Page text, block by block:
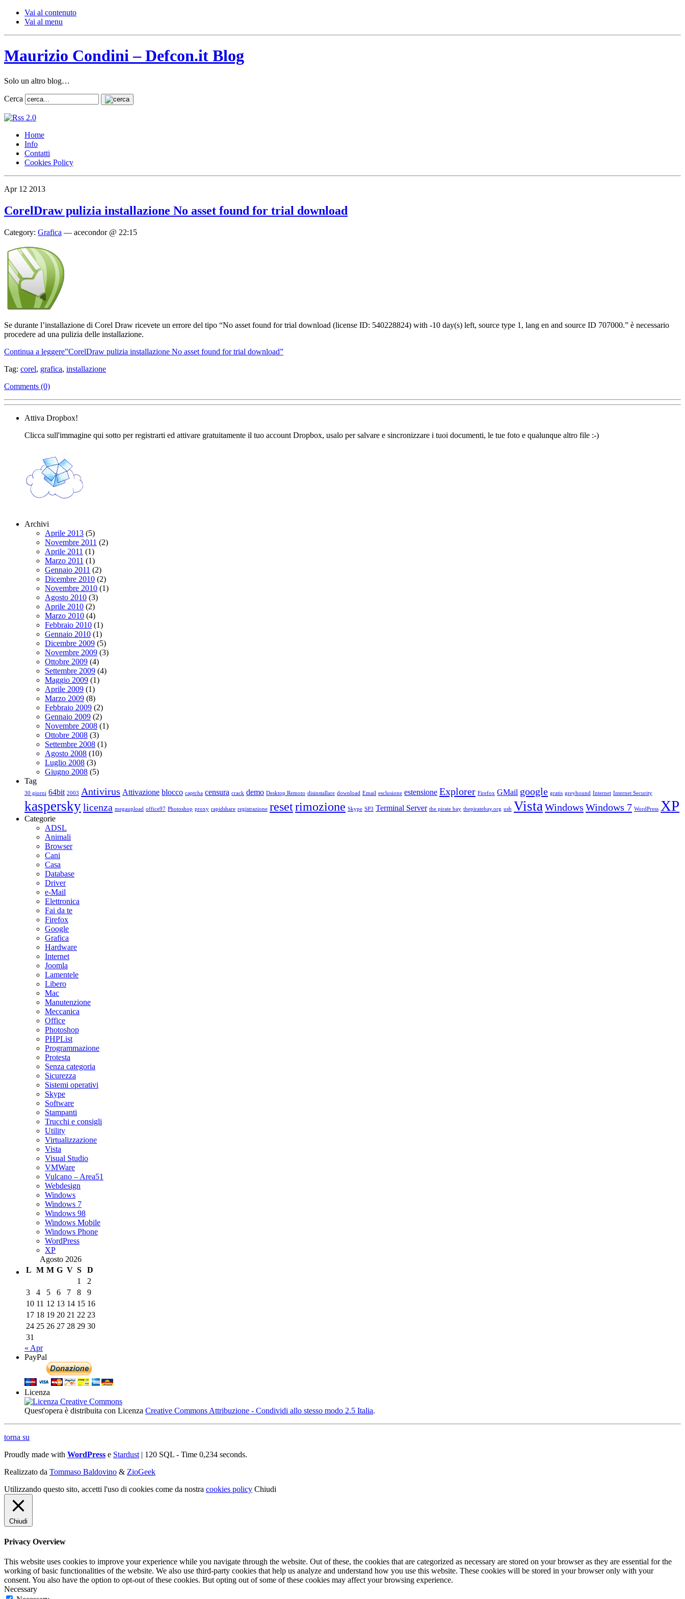
Vai al contenuto
Vai al menu
Maurizio Condini – Defcon.it Blog
Solo un altro blog…
Cerca
Home
Info
Contatti
Cookies Policy
Apr 12 2013
CorelDraw pulizia installazione No asset found for trial download
Category: Grafica — acecondor @ 22:15
Se durante l’installazione di Corel Draw ricevete un errore del tipo “No asset found for trial download (license ID: 540228824) with -10 day(s) left, source type 1, lang en and source ID 707000.” è necessario
procedere ad una pulizia delle installazione.
Continua a leggere”CorelDraw pulizia installazione No asset found for trial download”
Tag: corel, grafica, installazione
Comments (0)
Attiva Dropbox!
Clicca sull'immagine qui sotto per registrarti ed attivare gratuitamente il tuo account Dropbox, usalo per salvare e sincronizzare i tuoi documenti, le tue foto e qualunque altro file :-)
Archivi
Aprile 2013 (5)
Novembre 2011 (2)
Aprile 2011 (1)
Marzo 2011 (1)
Gennaio 2011 (2)
Dicembre 2010 (2)
Novembre 2010 (1)
Agosto 2010 (3)
Aprile 2010 (2)
Marzo 2010 (4)
Febbraio 2010 (1)
Gennaio 2010 (1)
Dicembre 2009 (5)
Novembre 2009 (3)
Ottobre 2009 (4)
Settembre 2009 (4)
Maggio 2009 (1)
Aprile 2009 (1)
Marzo 2009 (8)
Febbraio 2009 (2)
Gennaio 2009 (2)
Novembre 2008 (1)
Ottobre 2008 (3)
Settembre 2008 (1)
Agosto 2008 (10)
Luglio 2008 (3)
Giugno 2008 (5)
Tag
30 giorni 64bit 2003 Antivirus Attivazione blocco captcha censura crack demo Desktop Remoto disinstallare download Email esclusione estensione Explorer Firefox GMail google gratis greyhound Internet Internet Security
kasperskylicenza megaupload office97 Photoshop proxy rapidshare registrazione resetrimozione Skype SP3 Terminal Server the pirate bay thepiratebay.org usb Vista Windows Windows 7 WordPress XP
Categorie
ADSL
Animali
Browser
Cani
Casa
Database
Driver
e-Mail
Elettronica
Fai da te
Firefox
Google
Grafica
Hardware
Internet
Joomla
Lamentele
Libero
Mac
Manutenzione
Meccanica
Office
Photoshop
PHPList
Programmazione
Protesta
Senza categoria
Sicurezza
Sistemi operativi
Skype
Software
Stampanti
Trucchi e consigli
Utility
Virtualizzazione
Vista
Visual Studio
VMWare
Vulcano – Area51
Webdesign
Windows
Windows 7
Windows 98
Windows Mobile
Windows Phone
WordPress
XP
Agosto 2026
L M M G V S
D
1
2
3
4 5 6 7 8
9
10 11 12 13 14 15 16
17 18 19 20 21 22 23
24 25 26 27 28 29 30
31
« Apr
PayPal
Licenza
Quest'opera è distribuita con Licenza Creative Commons Attribuzione - Condividi allo stesso modo 2.5 Italia.
torna su
Proudly made with WordPress e Stardust | 120 SQL - Time 0,234 seconds.
Realizzato da Tommaso Baldovino & ZioGeek
Utilizzando questo sito, accetti l'uso di cookies come da nostra cookies policy Chiudi
Chiudi
Privacy Overview
This website uses cookies to improve your experience while you navigate through the website. Out of these, the cookies that are categorized as necessary are stored on your browser as they are essential for the
working of basic functionalities of the website. We also use third-party cookies that help us analyze and understand how you use this website. These cookies will be stored in your browser only with your
consent. You also have the option to opt-out of these cookies. But opting out of some of these cookies may affect your browsing experience.
Necessary